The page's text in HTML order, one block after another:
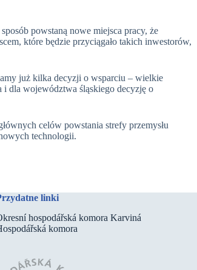
powstaną nowe miejsca pracy, że
które będzie przyciągało takich inwestorów,
już kilka decyzji o wsparciu – wielkie
i dla województwa śląskiego decyzję o
celów powstania strefy przemysłu
technologii.
linki
hospodářská komora Karviná
komora